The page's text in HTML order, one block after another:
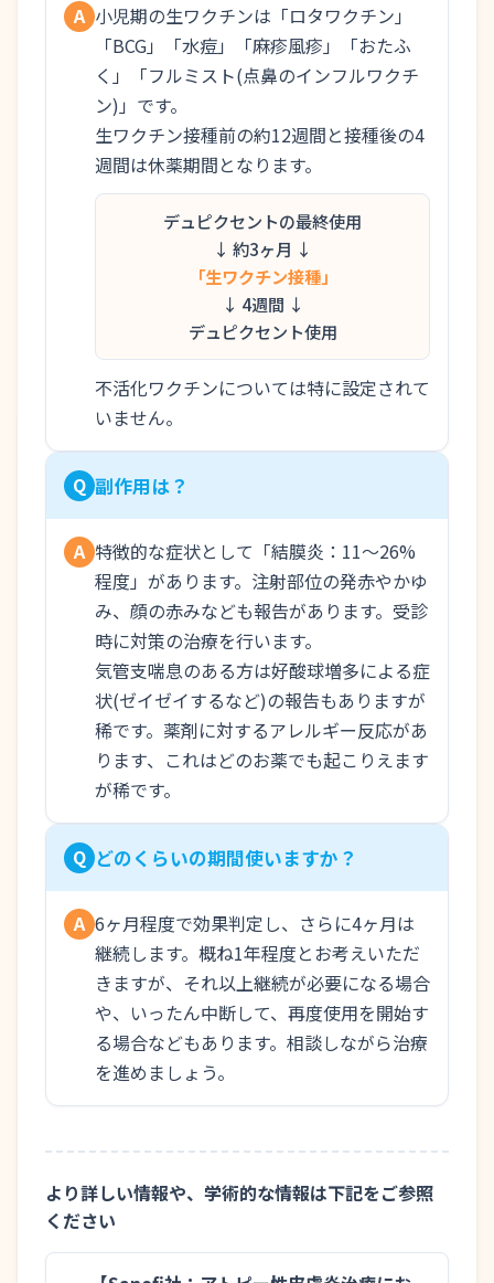
A 小児期の生ワクチンは「ロタワクチン」
「BCG」「水痘」「麻疹風疹」「おたふ
く」「フルミスト(点鼻のインフルワクチ
ン)」です。
生ワクチン接種前の約12週間と接種後の4
週間は休薬期間となります。
デュピクセントの最終使用
↓ 約3ヶ月 ↓
「生ワクチン接種」
↓ 4週間 ↓
デュピクセント使用
不活化ワクチンについては特に設定されて
いません。
Q 副作用は？
A 特徴的な症状として「結膜炎：11～26%
程度」があります。注射部位の発赤やかゆ
み、顔の赤みなども報告があります。受診
時に対策の治療を行います。
気管支喘息のある方は好酸球増多による症
状(ゼイゼイするなど)の報告もありますが
稀です。薬剤に対するアレルギー反応があ
ります、これはどのお薬でも起こりえます
が稀です。
Q どのくらいの期間使いますか？
A 6ヶ月程度で効果判定し、さらに4ヶ月は
継続します。概ね1年程度とお考えいただ
きますが、それ以上継続が必要になる場合
や、いったん中断して、再度使用を開始す
る場合などもあります。相談しながら治療
を進めましょう。
より詳しい情報や、学術的な情報は下記をご参照
ください